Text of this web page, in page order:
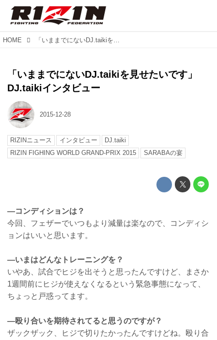
HOME 「いままでにないDJ.taikiを見せたいです」DJ.taikiインタビュー
「いままでにないDJ.taikiを見せたいです」
DJ.taikiインタビュー
2015-12-28
RIZINニュース インタビュー
DJ.taiki
RIZIN FIGHING WORLD GRAND-PRIX 2015
SARABAの宴
—コンディションは？
今回、フェザーでいつもより減量は楽なので、コンディシ
ョンはいいと思います。
—いまはどんなトレーニングを？
いやあ、試合でヒジを出そうと思ったんですけど、まさか
1週間前にヒジが使えなくなるという緊急事態になって、
ちょっと戸惑ってます。
—殴り合いを期待されてると思うのですが？
ザックザック、ヒジで切りたかったんですけどね。殴り合